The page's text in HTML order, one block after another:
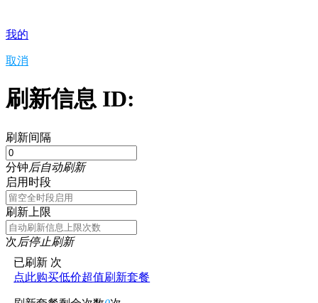
我的
取消
刷新信息 ID:
刷新间隔
分钟后自动刷新
启用时段
刷新上限
次后停止刷新
已刷新 次
点此购买低价超值刷新套餐